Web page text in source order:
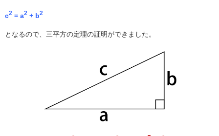
c2 = a2 + b2
となるので、三平方の定理の証明ができました。